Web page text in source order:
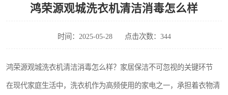
鸿荣源观城洗衣机清洁消毒怎么样
时间：2025-05-28 点击次数：344
鸿荣源观城洗衣机清洁消毒怎么样？家居保洁不可忽视的关键环节
在现代家庭生活中，洗衣机作为高频使用的家电之一，承担着衣物清